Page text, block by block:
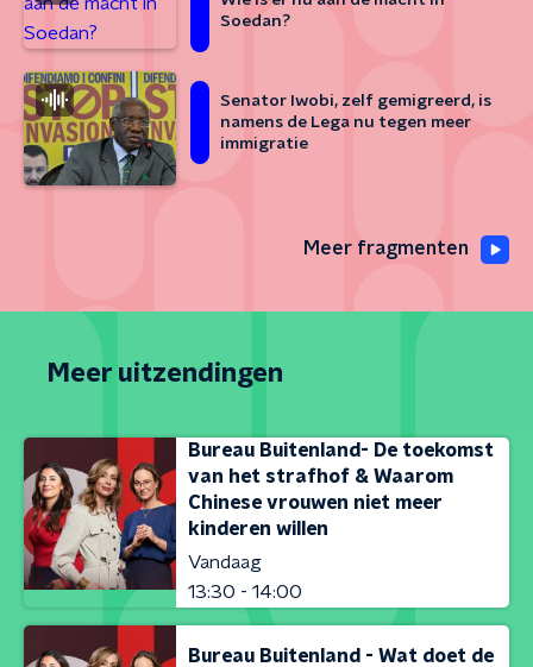
Soedan?
Senator Iwobi, zelf gemigreerd, is
namens de Lega nu tegen meer
immigratie
Meer fragmenten
Meer uitzendingen
Bureau Buitenland- De toekomst
van het strafhof & Waarom
Chinese vrouwen niet meer
kinderen willen
Vandaag
13:30 - 14:00
Bureau Buitenland - Wat doet de